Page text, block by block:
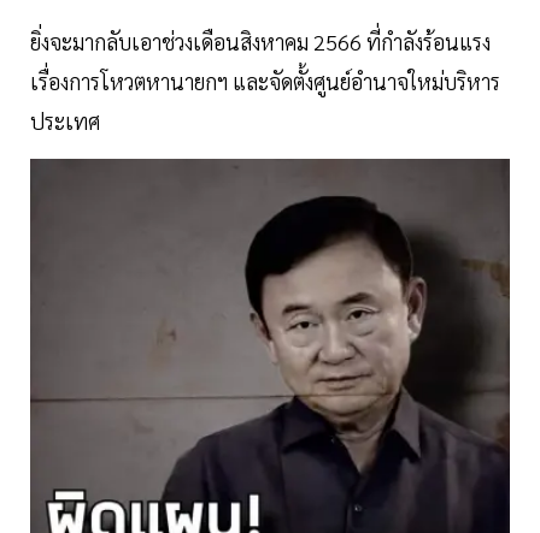
ยิ่งจะมากลับเอาช่วงเดือนสิงหาคม 2566 ที่กำลังร้อนแรง
เรื่องการโหวตหานายกฯ และจัดตั้งศูนย์อำนาจใหม่บริหาร
ประเทศ